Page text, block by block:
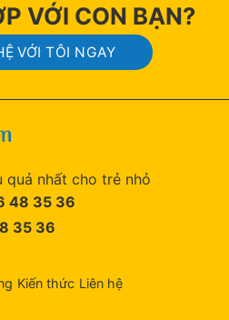
VỚI CON BẠN?
VỚI TÔI NGAY
quả nhất cho trẻ nhỏ
48 35 36
35 36
Kiến thức Liên hệ